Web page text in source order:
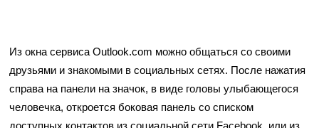
Из окна сервиса Outlook.com можно общаться со своими
друзьями и знакомыми в социальных сетях. После нажатия
справа на панели на значок, в виде головы улыбающегося
человечка, откроется боковая панель со списком
доступных контактов из социальной сети Facebook, или из